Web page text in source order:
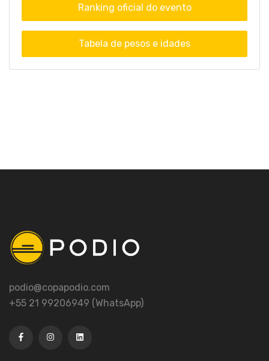
Ranking oficial do evento
Tabela de pesos e idades
podio@copapodio.com
+55 21 99206949 (WhatsApp)